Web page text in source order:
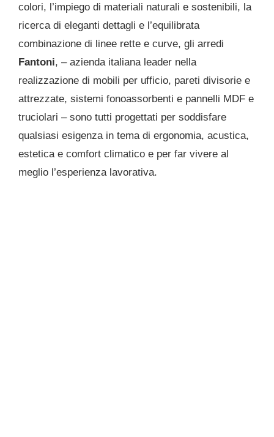
colori, l’impiego di materiali naturali e sostenibili, la
ricerca di eleganti dettagli e l’equilibrata
combinazione di linee rette e curve, gli arredi
Fantoni, – azienda italiana leader nella
realizzazione di mobili per ufficio, pareti divisorie e
attrezzate, sistemi fonoassorbenti e pannelli MDF e
truciolari – sono tutti progettati per soddisfare
qualsiasi esigenza in tema di ergonomia, acustica,
estetica e comfort climatico e per far vivere al
meglio l’esperienza lavorativa.